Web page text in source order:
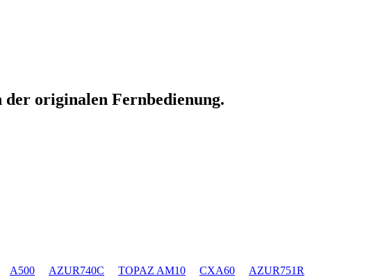
originalen Fernbedienung.
A500 AZUR740C TOPAZ AM10 CXA60
AZUR751R